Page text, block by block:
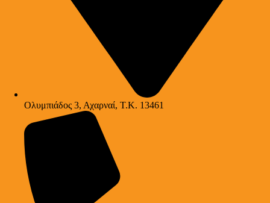
Ολυμπιάδος 3, Αχαρναί, Τ.Κ. 13461